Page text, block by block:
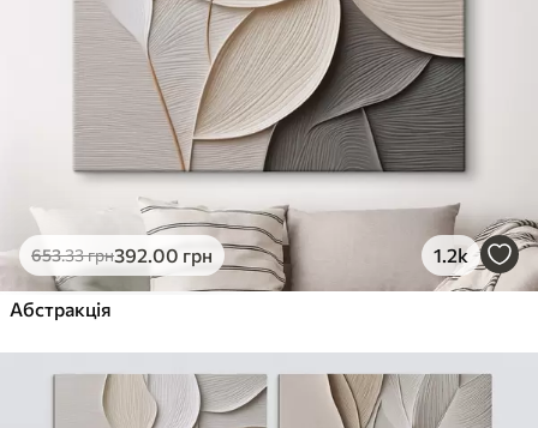
653.33грн392.00 грн 1.2k
Абстракція